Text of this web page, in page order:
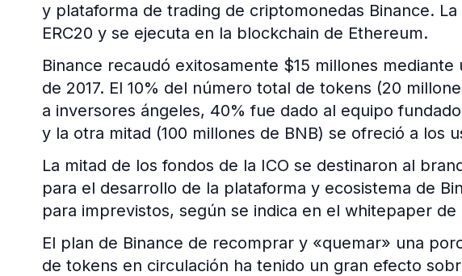
y plataforma de trading de criptomonedas Binance.
ERC20 y se ejecuta en la blockchain de Ethereum.
Binance recaudó exitosamente $15 millones mediante
de 2017. El 10% del número total de tokens (20
a inversores ángeles, 40% fue dado al equipo
y la otra mitad (100 millones de BNB) se ofreció a los
La mitad de los fondos de la ICO se destinaron al
para el desarrollo de la plataforma y ecosistema de
para imprevistos, según se indica en el whitepaper de
El plan de Binance de recomprar y «quemar» una
de tokens en circulación ha tenido un gran efecto